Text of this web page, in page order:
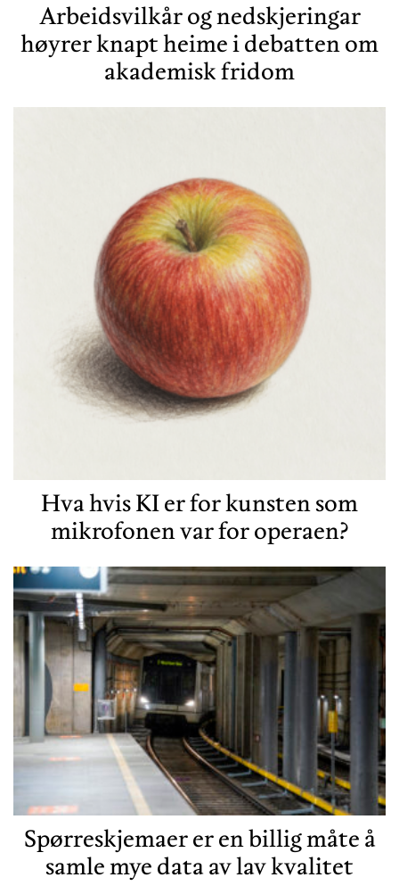
Arbeidsvilkår og nedskjeringar
høyrer knapt heime i debatten om
akademisk fridom
Hva hvis KI er for kunsten som
mikrofonen var for operaen?
Spørreskjemaer er en billig måte å
samle mye data av lav kvalitet